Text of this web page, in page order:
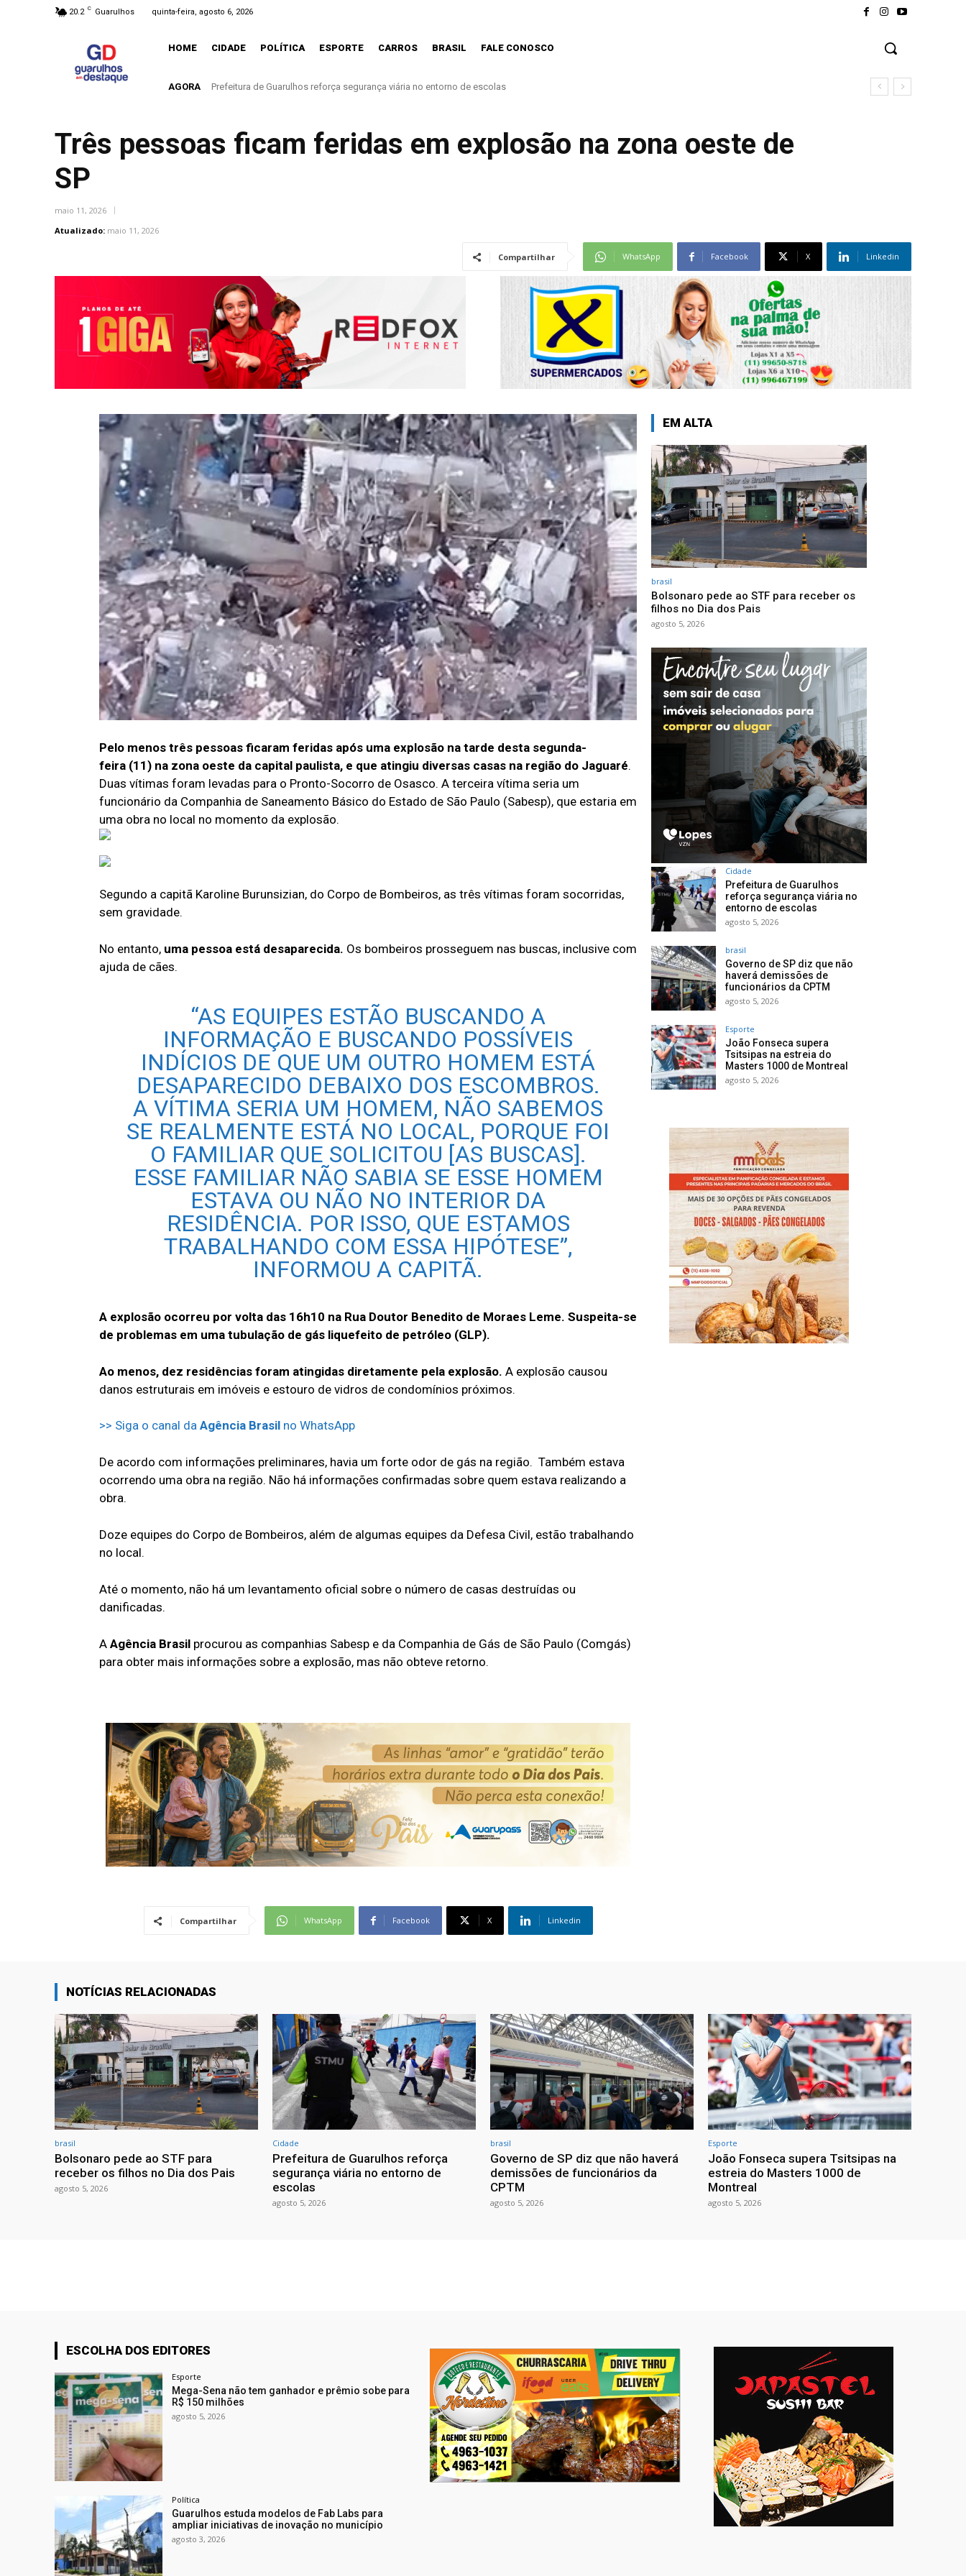
20.2 C Guarulhos quinta-feira, agosto 6, 2026
HOME CIDADE POLÍTICA ESPORTE CARROS BRASIL FALE CONOSCO
AGORA Governo de SP diz que não haverá demissões de funcionários da CPTM
Três pessoas ficam feridas em explosão na zona oeste de
SP
maio 11, 2026
Atualizado: maio 11, 2026
Compartilhar WhatsApp Facebook X Linkedin
Pelo menos três pessoas ficaram feridas após uma explosão na tarde desta segunda-
feira (11) na zona oeste da capital paulista, e que atingiu diversas casas na região do Jaguaré.
Duas vítimas foram levadas para o Pronto-Socorro de Osasco. A terceira vítima seria um
funcionário da Companhia de Saneamento Básico do Estado de São Paulo (Sabesp), que estaria em
uma obra no local no momento da explosão.
Segundo a capitã Karoline Burunsizian, do Corpo de Bombeiros, as três vítimas foram socorridas,
sem gravidade.
No entanto, uma pessoa está desaparecida. Os bombeiros prosseguem nas buscas, inclusive com
ajuda de cães.
“AS EQUIPES ESTÃO BUSCANDO A
INFORMAÇÃO E BUSCANDO POSSÍVEIS
INDÍCIOS DE QUE UM OUTRO HOMEM ESTÁ
DESAPARECIDO DEBAIXO DOS ESCOMBROS.
A VÍTIMA SERIA UM HOMEM, NÃO SABEMOS
SE REALMENTE ESTÁ NO LOCAL, PORQUE FOI
O FAMILIAR QUE SOLICITOU [AS BUSCAS].
ESSE FAMILIAR NÃO SABIA SE ESSE HOMEM
ESTAVA OU NÃO NO INTERIOR DA
RESIDÊNCIA. POR ISSO, QUE ESTAMOS
TRABALHANDO COM ESSA HIPÓTESE”,
INFORMOU A CAPITÃ.
A explosão ocorreu por volta das 16h10 na Rua Doutor Benedito de Moraes Leme. Suspeita-se
de problemas em uma tubulação de gás liquefeito de petróleo (GLP).
Ao menos, dez residências foram atingidas diretamente pela explosão. A explosão causou
danos estruturais em imóveis e estouro de vidros de condomínios próximos.
>> Siga o canal da Agência Brasil no WhatsApp
De acordo com informações preliminares, havia um forte odor de gás na região. Também estava
ocorrendo uma obra na região. Não há informações confirmadas sobre quem estava realizando a
obra.
Doze equipes do Corpo de Bombeiros, além de algumas equipes da Defesa Civil, estão trabalhando
no local.
Até o momento, não há um levantamento oficial sobre o número de casas destruídas ou
danificadas.
A Agência Brasil procurou as companhias Sabesp e da Companhia de Gás de São Paulo (Comgás)
para obter mais informações sobre a explosão, mas não obteve retorno.
Compartilhar WhatsApp Facebook X Linkedin
EM ALTA
brasil
Bolsonaro pede ao STF para receber os
filhos no Dia dos Pais
agosto 5, 2026
Cidade
Prefeitura de Guarulhos
reforça segurança viária no
entorno de escolas
agosto 5, 2026
brasil
Governo de SP diz que não
haverá demissões de
funcionários da CPTM
agosto 5, 2026
Esporte
João Fonseca supera
Tsitsipas na estreia do
Masters 1000 de Montreal
agosto 5, 2026
NOTÍCIAS RELACIONADAS
brasil
Bolsonaro pede ao STF para
receber os filhos no Dia dos Pais
agosto 5, 2026
Cidade
Prefeitura de Guarulhos reforça
segurança viária no entorno de
escolas
agosto 5, 2026
brasil
Governo de SP diz que não haverá
demissões de funcionários da
CPTM
agosto 5, 2026
Esporte
João Fonseca supera Tsitsipas na
estreia do Masters 1000 de
Montreal
agosto 5, 2026
ESCOLHA DOS EDITORES
Esporte
Mega-Sena não tem ganhador e prêmio sobe para
R$ 150 milhões
agosto 5, 2026
Política
Guarulhos estuda modelos de Fab Labs para
ampliar iniciativas de inovação no município
agosto 3, 2026